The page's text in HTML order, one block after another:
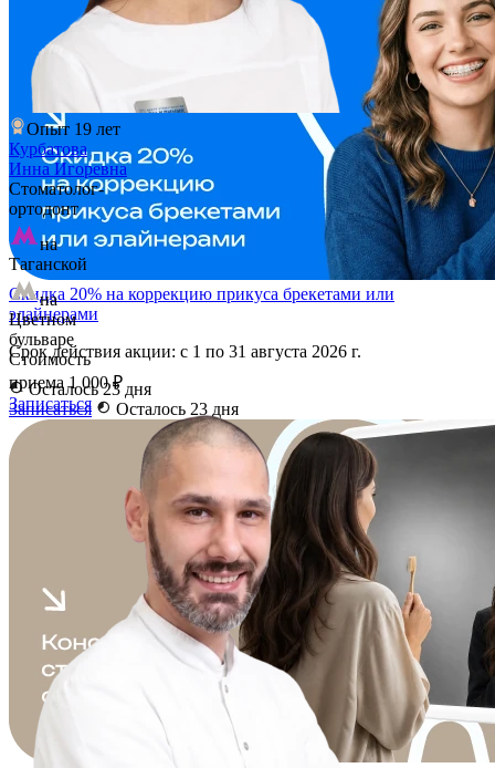
Опыт 19 лет
Курбатова
Инна Игоревна
Стоматолог-
ортодонт
на
Таганской
на
Цветном
бульваре
Стоимость
приема 1 000 ₽
Записаться
Скидка 20% на коррекцию прикуса брекетами или
элайнерами
Срок действия акции: с 1 по 31 августа 2026 г.
Осталось 23 дня
Записаться
Осталось 23 дня